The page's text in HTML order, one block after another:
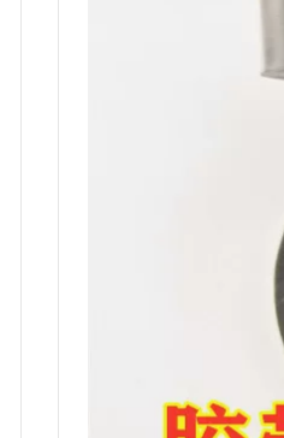
chống nước Chiều
rộng 16mm dài 18M
Băng điện điện băng